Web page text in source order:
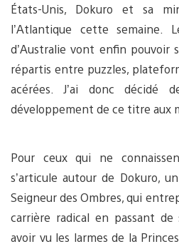
États-Unis, Dokuro et sa
l’Atlantique cette semaine.
d’Australie vont enfin pouvoir
répartis entre puzzles,
acérées. J’ai donc décidé
développement de ce titre aux
Pour ceux qui ne
s’articule autour de Dokuro,
Seigneur des Ombres, qui
carrière radical en passant
avoir vu les larmes de la